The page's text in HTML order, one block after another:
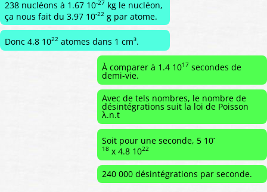
238 nucléons à 1.67 10-27 kg le nucléon,
ça nous fait du 3.97 10-22 g par atome.
Donc 4.8 1022 atomes dans 1 cm³.
À comparer à 1.4 1017 secondes de
demi-vie.
Avec de tels nombres, le nombre de
désintégrations suit la loi de Poisson
λ.n.t
Soit pour une seconde, 5 10-
18 x 4.8 1022
240 000 désintégrations par seconde.